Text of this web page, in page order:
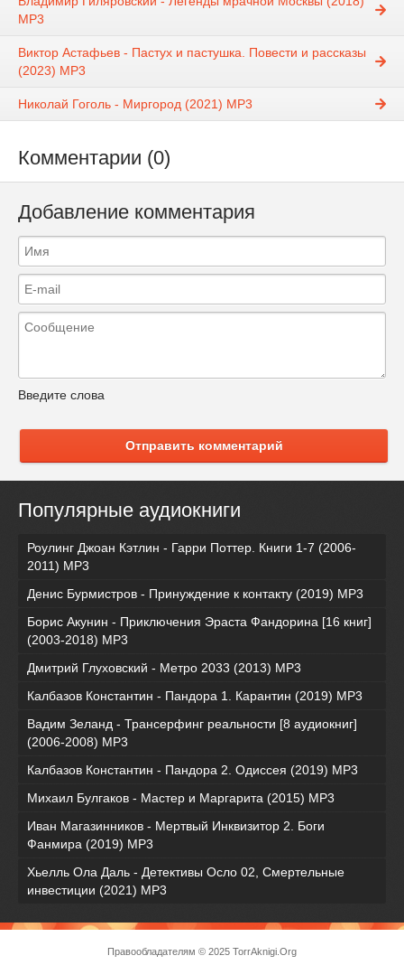
MP3
Виктор Астафьев - Пастух и пастушка. Повести и рассказы
(2023) MP3
Николай Гоголь - Миргород (2021) МР3
Комментарии (0)
Добавление комментария
Введите слова
Отправить комментарий
Популярные аудиокниги
Роулинг Джоан Кэтлин - Гарри Поттер. Книги 1-7 (2006-
2011) MP3
Денис Бурмистров - Принуждение к контакту (2019) MP3
Борис Акунин - Приключения Эраста Фандорина [16 книг]
(2003-2018) МР3
Дмитрий Глуховский - Метро 2033 (2013) MP3
Калбазов Константин - Пандора 1. Карантин (2019) MP3
Вадим Зеланд - Трансерфинг реальности [8 аудиокниг]
(2006-2008) MP3
Калбазов Константин - Пандора 2. Одиссея (2019) MP3
Михаил Булгаков - Мастер и Маргарита (2015) MP3
Иван Магазинников - Мертвый Инквизитор 2. Боги
Фанмира (2019) MP3
Хьелль Ола Даль - Детективы Осло 02, Смертельные
инвестиции (2021) МР3
Правообладателям © 2025 TorrAknigi.Org